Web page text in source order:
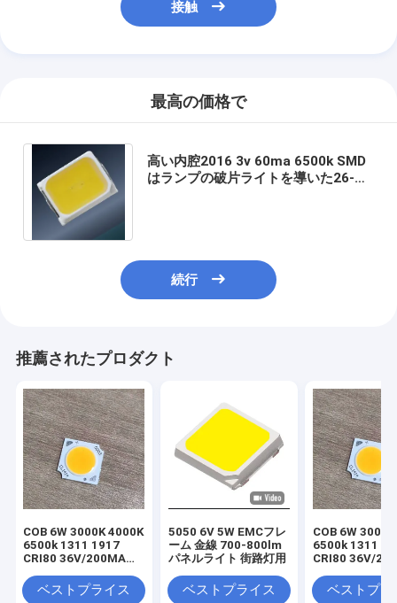
接触
最高の価格で
高い内腔2016 3v 60ma 6500k SMD
はランプの破片ライトを導いた26-
続行
推薦されたプロダクト
COB 6W 3000K 4000K
6500k 1311 1917
CRI80 36V/200MA
FACTORY PANEL
LIGHT
ベストプライス
5050 6V 5W EMCフレ
ーム 金線 700-800lm
パネルライト 街路灯用
ベストプライス
COB 6W
6500k 1311
CRI80 36V/
めにベストプラ